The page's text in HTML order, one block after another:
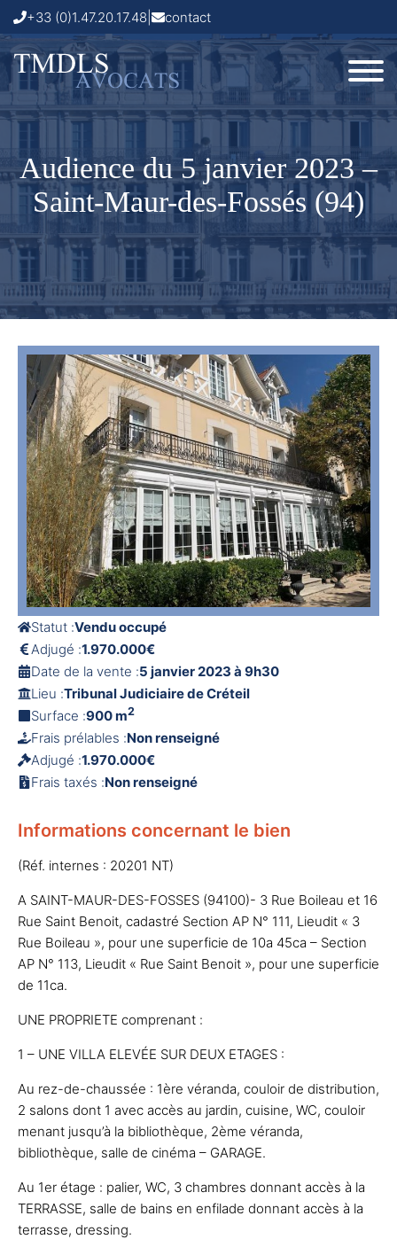
+33 (0)1.47.20.17.48 contact
Audience du 5 janvier 2023 –
Saint-Maur-des-Fossés (94)
Statut :Vendu occupé
Adjugé :1.970.000€
Date de la vente :5 janvier 2023 à 9h30
Lieu :Tribunal Judiciaire de Créteil
Surface :900 m2
Frais prélables :Non renseigné
Adjugé :1.970.000€
Frais taxés :Non renseigné
Informations concernant le bien
(Réf. internes : 20201 NT)
A SAINT-MAUR-DES-FOSSES (94100)- 3 Rue Boileau et 16
Rue Saint Benoit, cadastré Section AP N° 111, Lieudit « 3
Rue Boileau », pour une superficie de 10a 45ca – Section
AP N° 113, Lieudit « Rue Saint Benoit », pour une superficie
de 11ca.
UNE PROPRIETE comprenant :
1 – UNE VILLA ELEVÉE SUR DEUX ETAGES :
Au rez-de-chaussée : 1ère véranda, couloir de distribution,
2 salons dont 1 avec accès au jardin, cuisine, WC, couloir
menant jusqu’à la bibliothèque, 2ème véranda,
bibliothèque, salle de cinéma – GARAGE.
Au 1er étage : palier, WC, 3 chambres donnant accès à la
TERRASSE, salle de bains en enfilade donnant accès à la
terrasse, dressing.